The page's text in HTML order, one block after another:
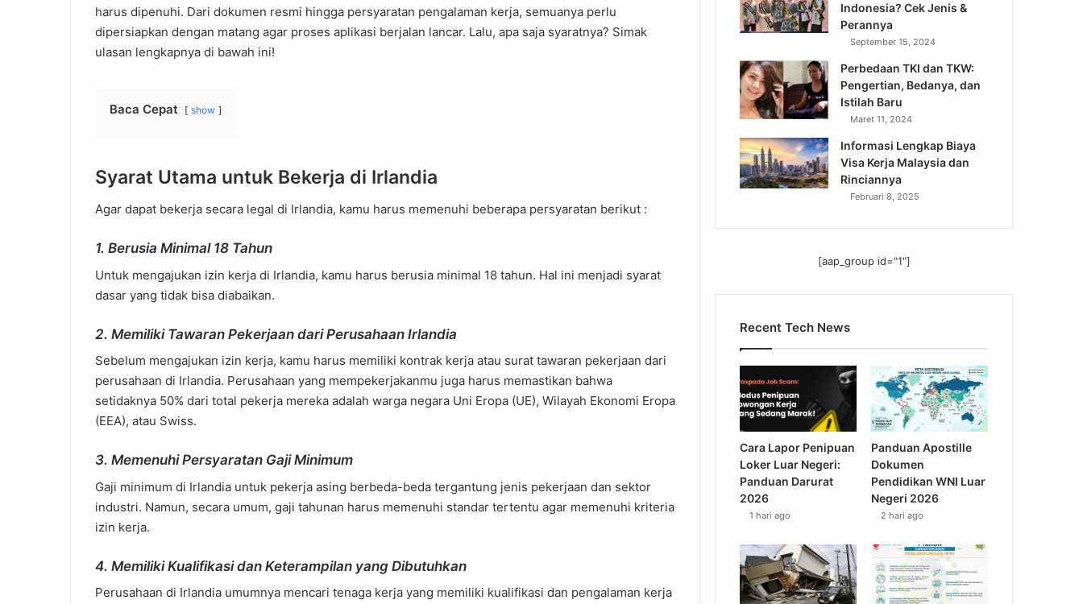
harus dipenuhi. Dari dokumen resmi hingga persyaratan pengalaman kerja, semuanya perlu
dipersiapkan dengan matang agar proses aplikasi berjalan lancar. Lalu, apa saja syaratnya? Simak
ulasan lengkapnya di bawah ini!
Baca Cepat show
Syarat Utama untuk Bekerja di Irlandia
Agar dapat bekerja secara legal di Irlandia, kamu harus memenuhi beberapa persyaratan berikut :
1. Berusia Minimal 18 Tahun
Untuk mengajukan izin kerja di Irlandia, kamu harus berusia minimal 18 tahun. Hal ini menjadi syarat
dasar yang tidak bisa diabaikan.
2. Memiliki Tawaran Pekerjaan dari Perusahaan Irlandia
Sebelum mengajukan izin kerja, kamu harus memiliki kontrak kerja atau surat tawaran pekerjaan dari
perusahaan di Irlandia. Perusahaan yang mempekerjakanmu juga harus memastikan bahwa
setidaknya 50% dari total pekerja mereka adalah warga negara Uni Eropa (UE), Wilayah Ekonomi Eropa
(EEA), atau Swiss.
3. Memenuhi Persyaratan Gaji Minimum
Gaji minimum di Irlandia untuk pekerja asing berbeda-beda tergantung jenis pekerjaan dan sektor
industri. Namun, secara umum, gaji tahunan harus memenuhi standar tertentu agar memenuhi kriteria
izin kerja.
4. Memiliki Kualifikasi dan Keterampilan yang Dibutuhkan
Perusahaan di Irlandia umumnya mencari tenaga kerja yang memiliki kualifikasi dan pengalaman kerja
Indonesia? Cek Jenis &
Perannya
September 15, 2024
Perbedaan TKI dan TKW:
Pengertian, Bedanya, dan
Istilah Baru
Maret 11, 2024
Informasi Lengkap Biaya
Visa Kerja Malaysia dan
Rinciannya
Februari 8, 2025
[aap_group id="1"]
Recent Tech News
Cara Lapor Penipuan
Loker Luar Negeri:
Panduan Darurat
2026
1 hari ago
Panduan Apostille
Dokumen
Pendidikan WNI Luar
Negeri 2026
2 hari ago